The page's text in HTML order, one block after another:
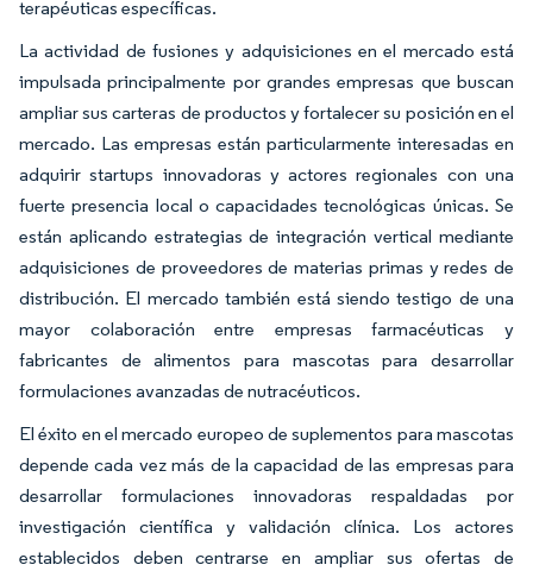
terapéuticas específicas.
La actividad de fusiones y adquisiciones en el mercado está
impulsada principalmente por grandes empresas que buscan
ampliar sus carteras de productos y fortalecer su posición en el
mercado. Las empresas están particularmente interesadas en
adquirir startups innovadoras y actores regionales con una
fuerte presencia local o capacidades tecnológicas únicas. Se
están aplicando estrategias de integración vertical mediante
adquisiciones de proveedores de materias primas y redes de
distribución. El mercado también está siendo testigo de una
mayor colaboración entre empresas farmacéuticas y
fabricantes de alimentos para mascotas para desarrollar
formulaciones avanzadas de nutracéuticos.
El éxito en el mercado europeo de suplementos para mascotas
depende cada vez más de la capacidad de las empresas para
desarrollar formulaciones innovadoras respaldadas por
investigación científica y validación clínica. Los actores
establecidos deben centrarse en ampliar sus ofertas de